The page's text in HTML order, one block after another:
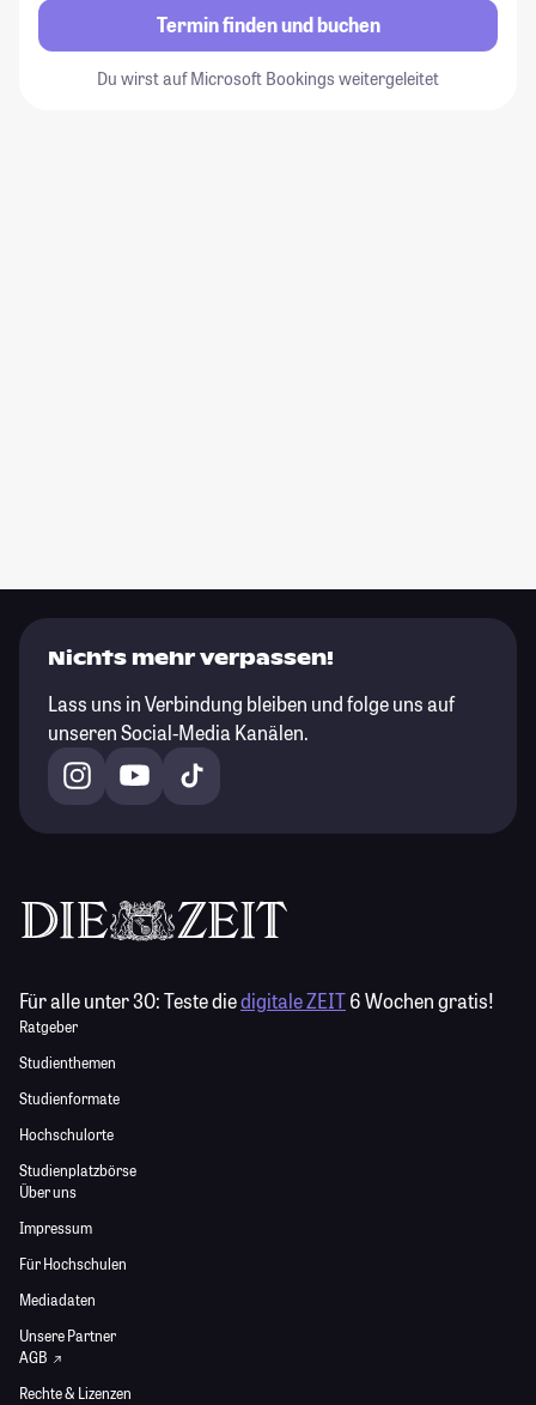
Termin finden und buchen
Du wirst auf Microsoft Bookings weitergeleitet
Nichts mehr verpassen!
Lass uns in Verbindung bleiben und folge uns auf
unseren Social-Media Kanälen.
Für alle unter 30:Teste diedigitale ZEIT6 Wochen gratis!
Ratgeber
Studienthemen
Studienformate
Hochschulorte
Studienplatzbörse
Über uns
Impressum
Für Hochschulen
Mediadaten
Unsere Partner
AGB
Rechte & Lizenzen